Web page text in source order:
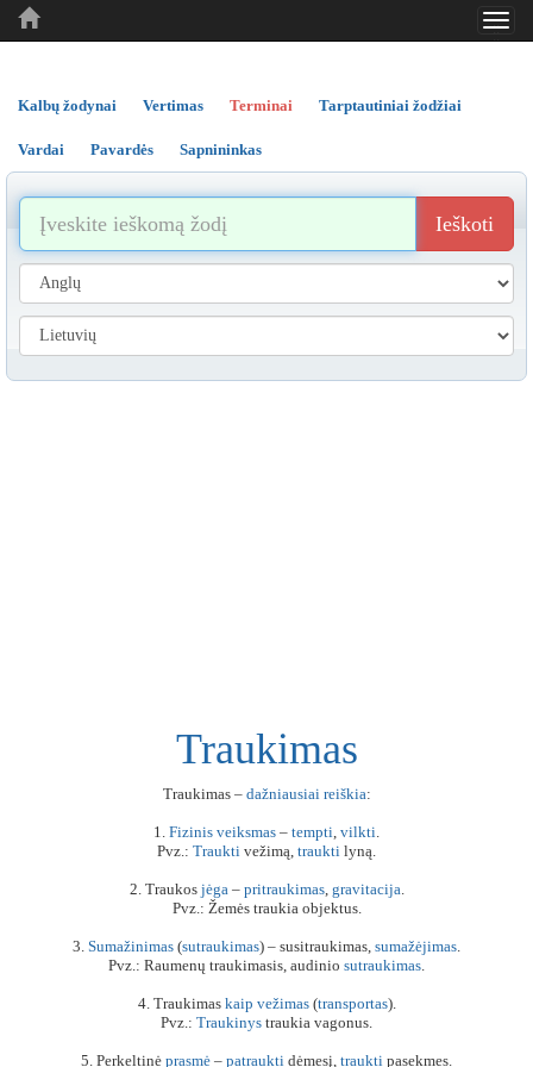
..
..
Kalbų žodynai Vertimas Terminai Tarptautiniai žodžiai
Vardai Pavardės Sapnininkas
Ieškoti
Traukimas
Traukimas – dažniausiai reiškia:
1. Fizinis veiksmas – tempti, vilkti.
Pvz.: Traukti vežimą, traukti lyną.
2. Traukos jėga– pritraukimas, gravitacija.
Pvz.: Žemės traukia objektus.
3. Sumažinimas (sutraukimas) – susitraukimas, sumažėjimas.
Pvz.: Raumenų traukimasis, audinio sutraukimas.
4. Traukimas kaip vežimas(transportas).
Pvz.: Traukinys traukia vagonus.
5. Perkeltinė prasmė – patraukti dėmesį, traukti pasekmes.